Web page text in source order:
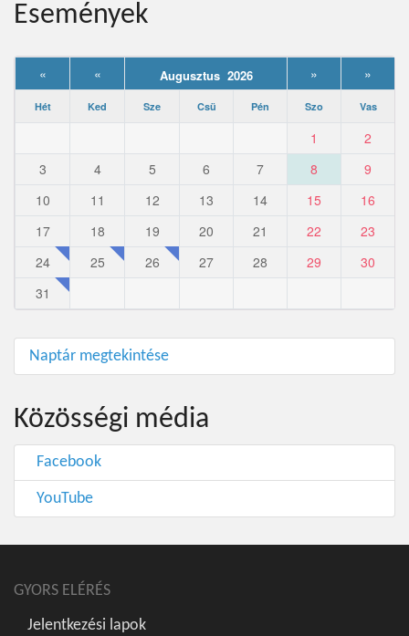
Események
« « Augusztus 2026 » »
Hét Ked Sze Csü Pén Szo Vas
1
2
3
4 5 6 7 8
9
10
11 12 13 14 15
16
17
18 19 20 21 22
23
24
25 26 27 28 29
30
31
Naptár megtekintése
Közösségi média
Facebook
YouTube
GYORS ELÉRÉS
Jelentkezési lapok